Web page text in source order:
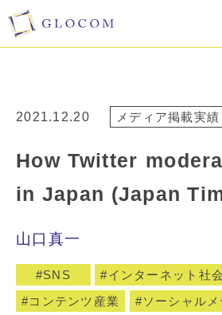
2021.12.20 メディア掲載実績
How Twitter
in Japan (Japan
山口真一
SNS インターネット社会
コンテンツ産業
ソーシャルメ